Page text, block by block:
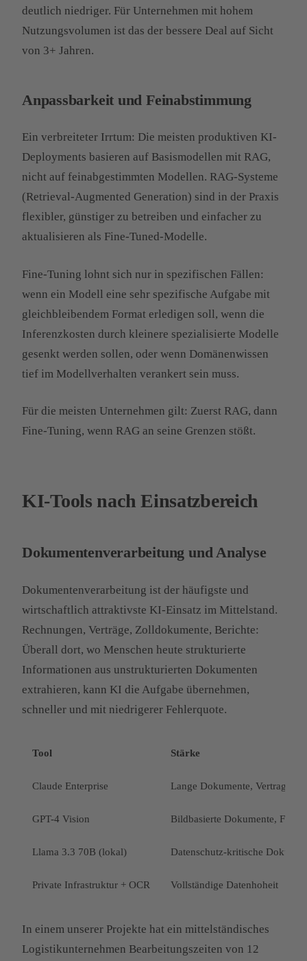
deutlich niedriger. Für Unternehmen mit hohem
Nutzungsvolumen ist das der bessere Deal auf Sicht
von 3+ Jahren.
Anpassbarkeit und Feinabstimmung
Ein verbreiteter Irrtum: Die meisten produktiven KI-
Deployments basieren auf Basismodellen mit RAG,
nicht auf feinabgestimmten Modellen. RAG-Systeme
(Retrieval-Augmented Generation) sind in der Praxis
flexibler, günstiger zu betreiben und einfacher zu
aktualisieren als Fine-Tuned-Modelle.
Fine-Tuning lohnt sich nur in spezifischen Fällen:
wenn ein Modell eine sehr spezifische Aufgabe mit
gleichbleibendem Format erledigen soll, wenn die
Inferenzkosten durch kleinere spezialisierte Modelle
gesenkt werden sollen, oder wenn Domänenwissen
tief im Modellverhalten verankert sein muss.
Für die meisten Unternehmen gilt: Zuerst RAG, dann
Fine-Tuning, wenn RAG an seine Grenzen stößt.
KI-Tools nach Einsatzbereich
Dokumentenverarbeitung und Analyse
Dokumentenverarbeitung ist der häufigste und
wirtschaftlich attraktivste KI-Einsatz im Mittelstand.
Rechnungen, Verträge, Zolldokumente, Berichte:
Überall dort, wo Menschen heute strukturierte
Informationen aus unstrukturierten Dokumenten
extrahieren, kann KI die Aufgabe übernehmen,
schneller und mit niedrigerer Fehlerquote.
Tool Stärke
Claude Enterprise Lange Dokumente,
GPT-4 Vision Bildbasierte Dokumente,
Llama 3.3 70B (lokal) Datenschutz-kritische
Private Infrastruktur + OCR Vollständige Datenhoheit
In einem unserer Projekte hat ein mittelständisches
Logistikunternehmen Bearbeitungszeiten von 12